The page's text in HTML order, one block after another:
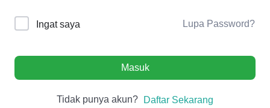
Ingat saya Lupa Password?
Masuk
Tidak punya akun? Daftar Sekarang